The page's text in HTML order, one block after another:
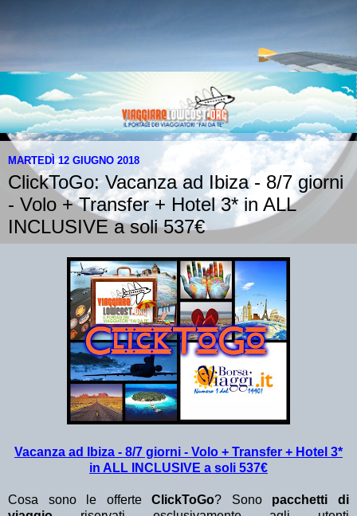
MARTEDÌ 12 GIUGNO 2018
ClickToGo: Vacanza ad Ibiza - 8/7 giorni
- Volo + Transfer + Hotel 3* in ALL
INCLUSIVE a soli 537€
Vacanza ad Ibiza - 8/7 giorni - Volo + Transfer + Hotel 3*
in ALL INCLUSIVE a soli 537€
Cosa sono le offerteClickToGo? Sono pacchetti di